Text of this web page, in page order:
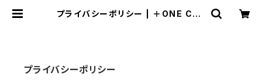
プライバシーポリシー | ＋ONE COF
プライバシーポリシー